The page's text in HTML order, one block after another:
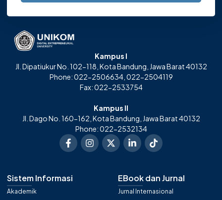
Kampus I
Jl. Dipatiukur No. 102-118, Kota Bandung, Jawa Barat 40132
Phone: 022-2506634, 022-2504119
Fax: 022-2533754
Kampus II
Jl. Dago No. 160-162, Kota Bandung, Jawa Barat 40132
Phone: 022-2532134
Sistem Informasi
Akademik
EBook dan Jurnal
Jurnal Internasional